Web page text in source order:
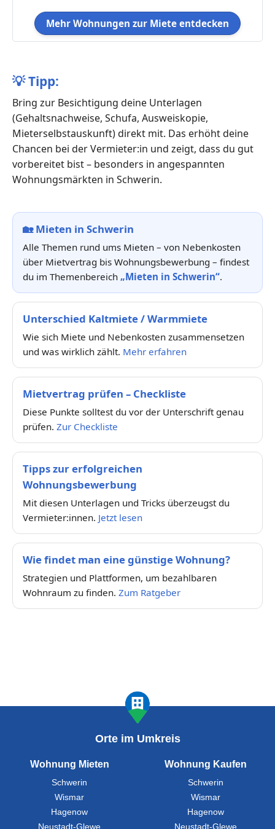
Mehr Wohnungen zur Miete entdecken
💡Tipp:
Bring zur Besichtigung deine Unterlagen
(Gehaltsnachweise, Schufa, Ausweiskopie,
Mieterselbstauskunft) direkt mit. Das erhöht deine
Chancen bei der Vermieter:in und zeigt, dass du gut
vorbereitet bist – besonders in angespannten
Wohnungsmärkten in Schwerin.
🏡Mieten in Schwerin
Alle Themen rund ums Mieten – von Nebenkosten
über Mietvertrag bis Wohnungsbewerbung – findest
du im Themenbereich „Mieten in Schwerin“.
Unterschied Kaltmiete / Warmmiete
Wie sich Miete und Nebenkosten zusammensetzen
und was wirklich zählt. Mehr erfahren
Mietvertrag prüfen – Checkliste
Diese Punkte solltest du vor der Unterschrift genau
prüfen. Zur Checkliste
Tipps zur erfolgreichen
Wohnungsbewerbung
Mit diesen Unterlagen und Tricks überzeugst du
Vermieter:innen. Jetzt lesen
Wie findet man eine günstige Wohnung?
Strategien und Plattformen, um bezahlbaren
Wohnraum zu finden. Zum Ratgeber
Orte im Umkreis
Wohnung Mieten
Schwerin
Wismar
Hagenow
Neustadt-Glewe
Wohnung Kaufen
Schwerin
Wismar
Hagenow
Neustadt-Glewe